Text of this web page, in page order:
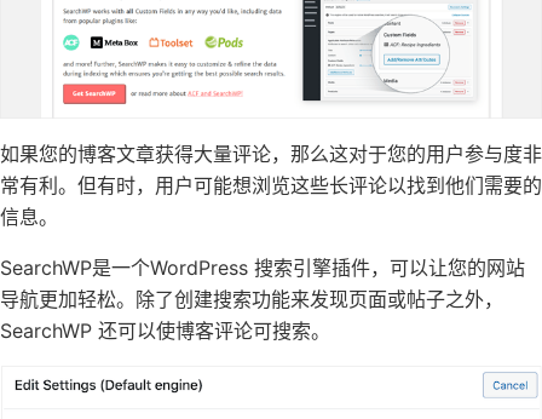
如果您的博客文章获得大量评论，那么这对于您的用户参与度非
常有利。但有时，用户可能想浏览这些长评论以找到他们需要的
信息。
SearchWP是一个WordPress 搜索引擎插件，可以让您的网站
导航更加轻松。除了创建搜索功能来发现页面或帖子之外，
SearchWP 还可以使博客评论可搜索。